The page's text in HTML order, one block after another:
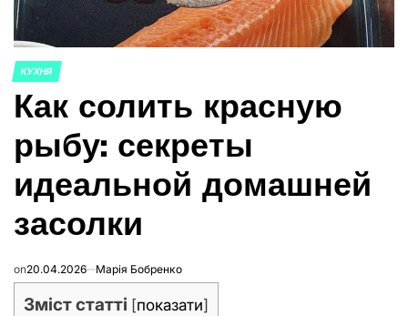
ОПУБЛИКОВАНО
В
КУХНЯ
Как солить красную
рыбу: секреты
идеальной домашней
засолки
on20.04.2026 Марія Бобренко
Зміст статті [показати]